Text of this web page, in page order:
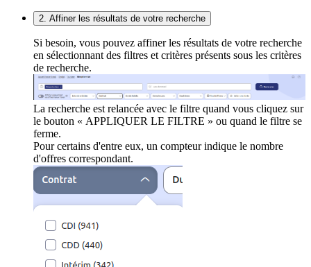
2. Affiner les résultats de votre recherche
Si besoin, vous pouvez affiner les résultats de votre recherche
en sélectionnant des filtres et critères présents sous les critères
de recherche.
La recherche est relancée avec le filtre quand vous cliquez sur
le bouton « APPLIQUER LE FILTRE » ou quand le filtre se
ferme.
Pour certains d'entre eux, un compteur indique le nombre
d'offres correspondant.